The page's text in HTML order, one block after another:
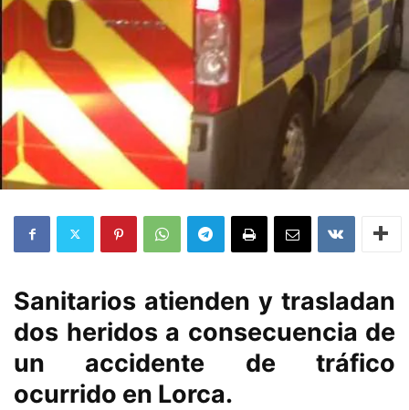
Sanitarios atienden y trasladan
dos heridos a consecuencia de
un accidente de tráfico
ocurrido en Lorca.